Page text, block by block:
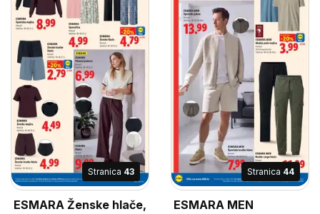
Stranica 43
ESMARA Ženske hlače,
Stranica 44
ESMARA MEN